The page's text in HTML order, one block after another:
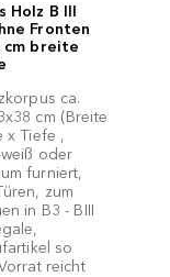
Holz B III
Fronten
breite
ca.
cm (Breite
x Tiefe ,
oder
furniert,
zum
in B3 - BIII
so
reicht